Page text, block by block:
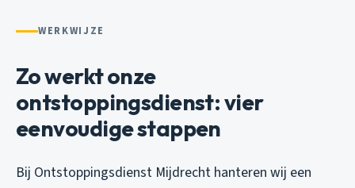
WERKWIJZE
Zo werkt onze
ontstoppingsdienst: vier
eenvoudige stappen
Bij Ontstoppingsdienst Mijdrecht hanteren wij een